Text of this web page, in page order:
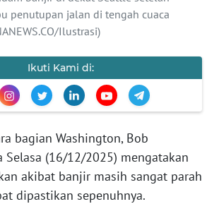
penutupan jalan di tengah cuaca
Ilustrasi)
Ikuti Kami di:
bagian Washington, Bob
Selasa (16/12/2025) mengatakan
akibat banjir masih sangat parah
dipastikan sepenuhnya.